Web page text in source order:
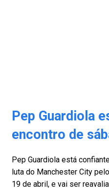
Pep Guardiola
encontro de
Pep Guardiola está
luta do Manchester City
19 de abril, e vai ser